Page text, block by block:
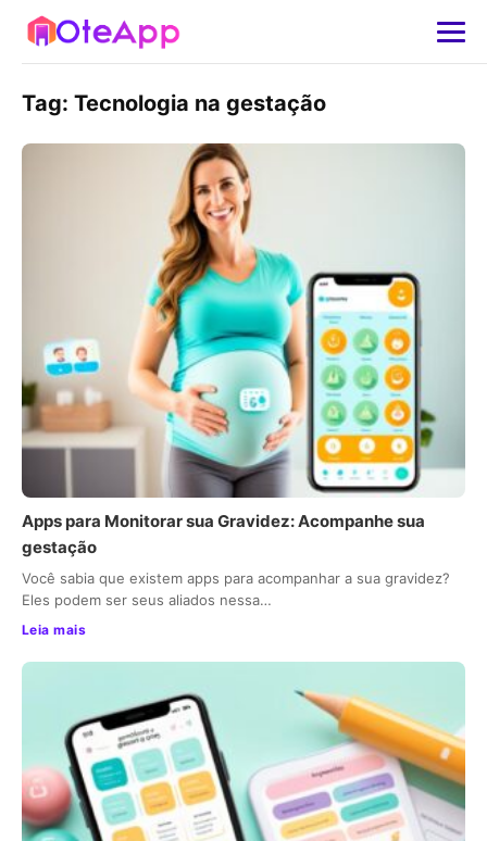
Tag: Tecnologia na gestação
Apps para Monitorar sua Gravidez: Acompanhe sua
gestação
Você sabia que existem apps para acompanhar a sua gravidez?
Eles podem ser seus aliados nessa…
Leia mais